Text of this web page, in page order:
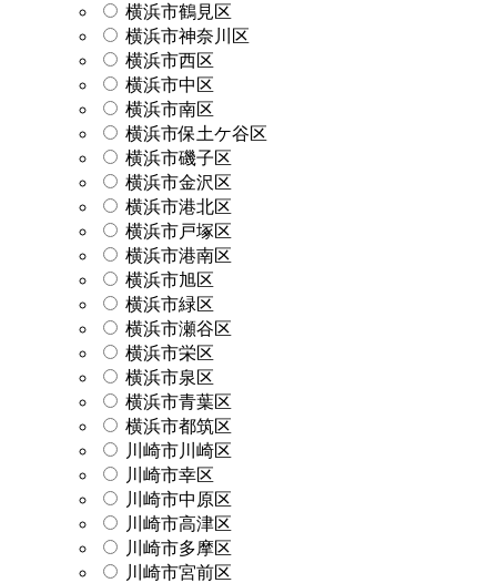
横浜市鶴見区
横浜市神奈川区
横浜市西区
横浜市中区
横浜市南区
横浜市保土ケ谷区
横浜市磯子区
横浜市金沢区
横浜市港北区
横浜市戸塚区
横浜市港南区
横浜市旭区
横浜市緑区
横浜市瀬谷区
横浜市栄区
横浜市泉区
横浜市青葉区
横浜市都筑区
川崎市川崎区
川崎市幸区
川崎市中原区
川崎市高津区
川崎市多摩区
川崎市宮前区